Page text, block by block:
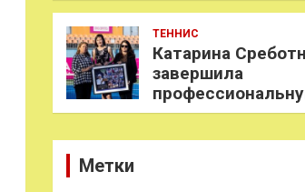
ТЕННИС
Катарина
завершила
Метки